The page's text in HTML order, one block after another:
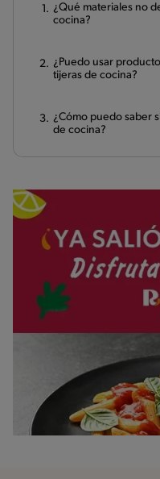
¿Qué materiales no
cocina?
¿Puedo usar
tijeras de cocina?
¿Cómo puedo saber
de cocina?